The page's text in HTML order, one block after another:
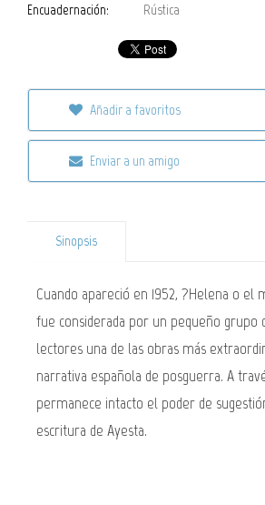
Encuadernación:
Rústica
Añadir a favoritos
Enviar a un amigo
Sinopsis
Cuando apareció en 1952, ?Helena o el
fue considerada por un pequeño grupo
lectores una de las obras más
narrativa española de posguerra. A
permanece intacto el poder de
escritura de Ayesta.